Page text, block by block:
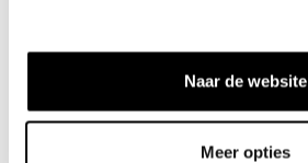
Naar de website
Meer opties